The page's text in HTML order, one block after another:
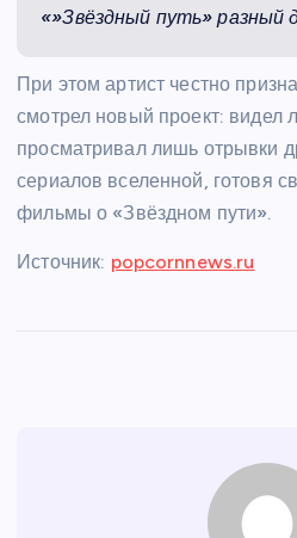
«»Звёздный путь» разный
При этом артист честно
смотрел новый проект: видел
просматривал лишь отрывки
сериалов вселенной, готовя
фильмы о «Звёздном пути».
Источник: popcornnews.ru